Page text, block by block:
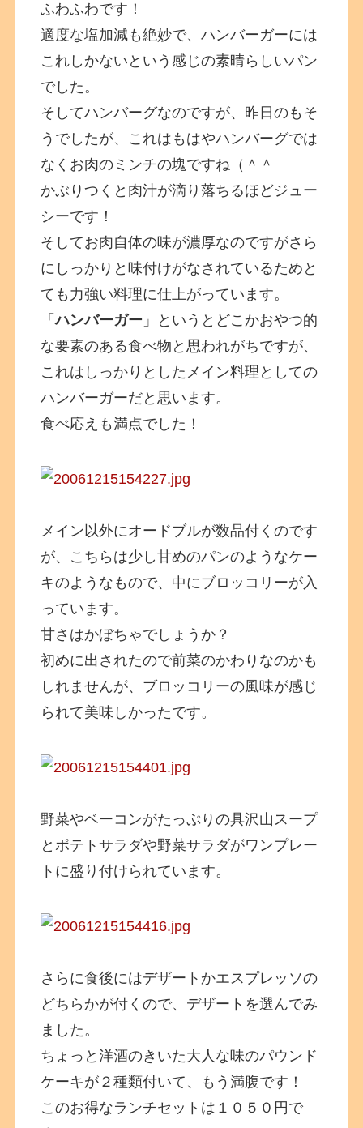
ふわふわです！
適度な塩加減も絶妙で、ハンバーガーには
これしかないという感じの素晴らしいパン
でした。
そしてハンバーグなのですが、昨日のもそ
うでしたが、これはもはやハンバーグでは
なくお肉のミンチの塊ですね（＾＾
かぶりつくと肉汁が滴り落ちるほどジュー
シーです！
そしてお肉自体の味が濃厚なのですがさら
にしっかりと味付けがなされているためと
ても力強い料理に仕上がっています。
「ハンバーガー 」というとどこかおやつ的
な要素のある食べ物と思われがちですが、
これはしっかりとしたメイン料理としての
ハンバーガーだと思います。
食べ応えも満点でした！
メイン以外にオードブルが数品付くのです
が、こちらは少し甘めのパンのようなケー
キのようなもので、中にブロッコリーが入
っています。
甘さはかぼちゃでしょうか？
初めに出されたので前菜のかわりなのかも
しれませんが、ブロッコリーの風味が感じ
られて美味しかったです。
野菜やベーコンがたっぷりの具沢山スープ
とポテトサラダや野菜サラダがワンプレー
トに盛り付けられています。
さらに食後にはデザートかエスプレッソの
どちらかが付くので、デザートを選んでみ
ました。
ちょっと洋酒のきいた大人な味のパウンド
ケーキが２種類付いて、もう満腹です！
このお得なランチセットは１０５０円で